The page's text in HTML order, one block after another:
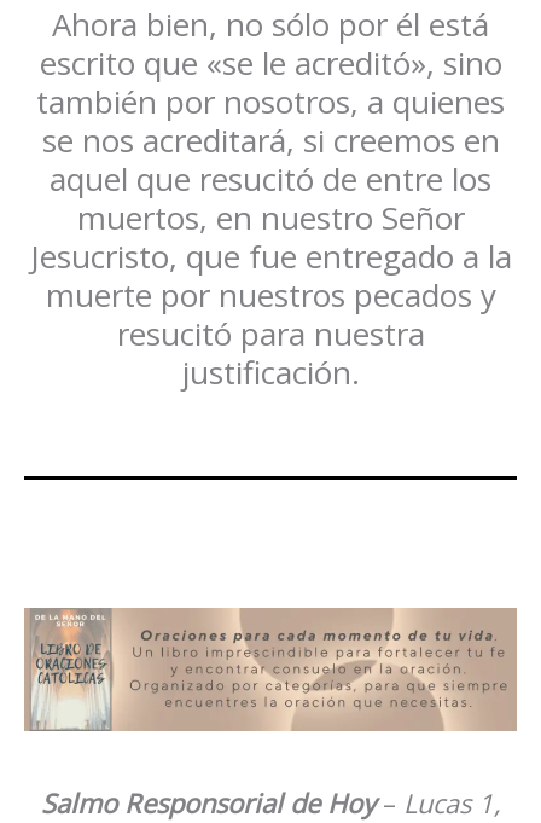
Ahora bien, no sólo por él está
escrito que «se le acreditó», sino
también por nosotros, a quienes
se nos acreditará, si creemos en
aquel que resucitó de entre los
muertos, en nuestro Señor
Jesucristo, que fue entregado a la
muerte por nuestros pecados y
resucitó para nuestra
justificación.
Salmo Responsorial de Hoy – Lucas 1,